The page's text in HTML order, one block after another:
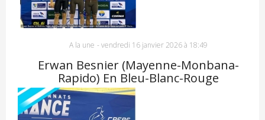
A la une - vendredi 16 janvier 2026 à 18:49
Erwan Besnier (Mayenne-Monbana-
Rapido) En Bleu-Blanc-Rouge